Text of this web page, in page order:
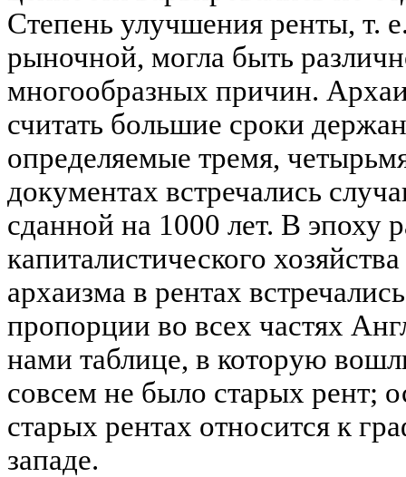
Степень улучшения ренты, т.
рыночной, могла быть
многообразных причин.
считать большие сроки
определяемые тремя,
документах встречались
сданной на 1000 лет. В эпоху
капиталистического
архаизма в рентах
пропорции во всех частях
нами таблице, в которую
совсем не было старых рент;
старых рентах относится к
западе.